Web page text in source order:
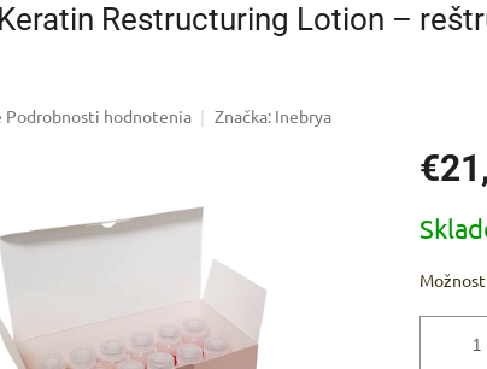
Restructuring Lotion –
Podrobnosti hodnotenia Značka: Inebrya
cena: